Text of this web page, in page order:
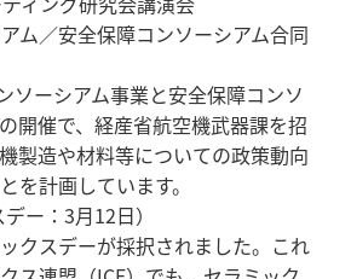
アム／安全保障コンソーシアム合同
ソーシアム事業と安全保障コンソ
開催で、経産省航空機武器課を招
製造や材料等についての政策動向
を計画しています。
ー：3月12日）
クスデーが採択されました。これ